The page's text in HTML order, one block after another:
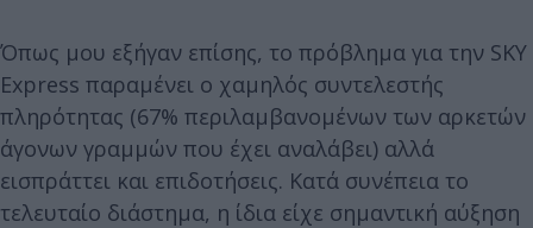
Όπως μου εξήγαν επίσης, το πρόβλημα για την SKY
Express παραμένει ο χαμηλός συντελεστής
πληρότητας (67% περιλαμβανομένων των αρκετών
άγονων γραμμών που έχει αναλάβει) αλλά
εισπράττει και επιδοτήσεις. Κατά συνέπεια το
τελευταίο διάστημα, η ίδια είχε σημαντική αύξηση